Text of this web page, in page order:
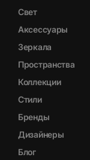
Свет
Аксессуары
Зеркала
Пространства
Коллекции
Стили
Бренды
Дизайнеры
Блог